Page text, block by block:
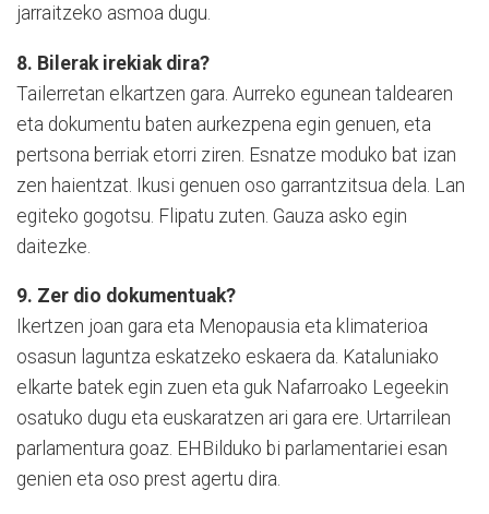
jarraitzeko asmoa dugu.
8. Bilerak irekiak dira?
Tailerretan elkartzen gara. Aurreko egunean taldearen
eta dokumentu baten aurkezpena egin genuen, eta
pertsona berriak etorri ziren. Esnatze moduko bat izan
zen haientzat. Ikusi genuen oso garrantzitsua dela. Lan
egiteko gogotsu. Flipatu zuten. Gauza asko egin
daitezke.
9. Zer dio dokumentuak?
Ikertzen joan gara eta Menopausia eta klimaterioa
osasun laguntza eskatzeko eskaera da. Kataluniako
elkarte batek egin zuen eta guk Nafarroako Legeekin
osatuko dugu eta euskaratzen ari gara ere. Urtarrilean
parlamentura goaz. EHBilduko bi parlamentariei esan
genien eta oso prest agertu dira.